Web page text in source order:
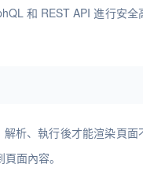
和 REST API 進行安全
析、執行後才能渲染頁面
面內容。